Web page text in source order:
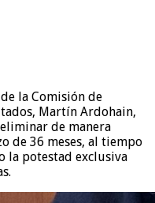
la Comisión de
Martín Ardohain,
de manera
de 36 meses, al tiempo
la potestad exclusiva